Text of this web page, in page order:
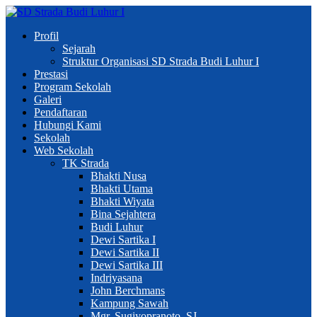
Profil
Sejarah
Struktur Organisasi SD Strada Budi Luhur I
Prestasi
Program Sekolah
Galeri
Pendaftaran
Hubungi Kami
Sekolah
Web Sekolah
TK Strada
Bhakti Nusa
Bhakti Utama
Bhakti Wiyata
Bina Sejahtera
Budi Luhur
Dewi Sartika I
Dewi Sartika II
Dewi Sartika III
Indriyasana
John Berchmans
Kampung Sawah